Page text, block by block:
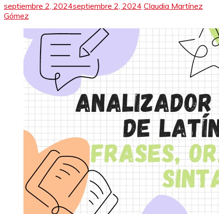
septiembre 2, 2024septiembre 2, 2024 Claudia Martínez
Gómez